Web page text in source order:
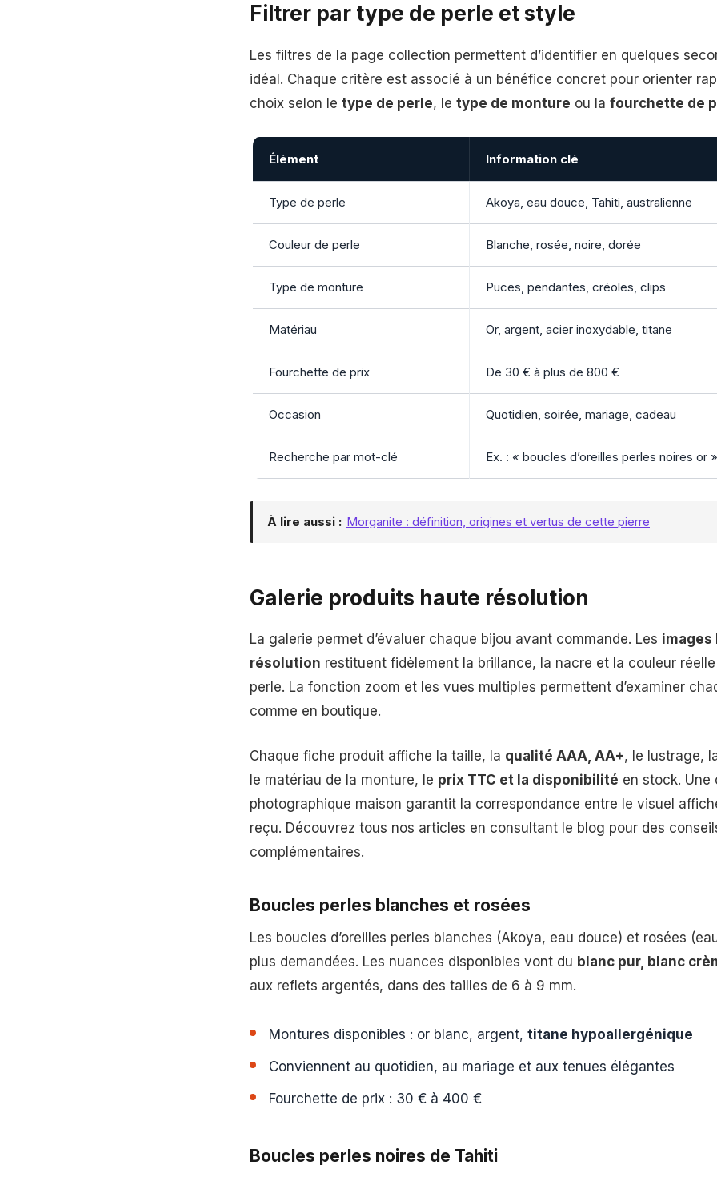
Filtrer par type de perle et style
Les filtres de la page collection permettent d’identifier en quelques
idéal. Chaque critère est associé à un bénéfice concret pour orienter
choix selon le type de perle, le type de monture ou la fourchette de
Élément Information clé
Type de perle Akoya, eau douce, Tahiti, australienne
Couleur de perle Blanche, rosée, noire, dorée
Type de monture Puces, pendantes, créoles, clips
Matériau Or, argent, acier inoxydable, titane
Fourchette de prix De 30 € à plus de 800 €
Occasion Quotidien, soirée, mariage, cadeau
Recherche par mot-clé Ex. : « boucles d’oreilles perles noires or »
À lire aussi : Morganite : définition, origines et vertus de cette pierre
Galerie produits haute résolution
La galerie permet d’évaluer chaque bijou avant commande. Les images
résolution restituent fidèlement la brillance, la nacre et la couleur
perle. La fonction zoom et les vues multiples permettent d’examiner
comme en boutique.
Chaque fiche produit affiche la taille, la qualité AAA, AA+, le lustrage,
le matériau de la monture, le prix TTC et la disponibilité en stock. Une
photographique maison garantit la correspondance entre le visuel
reçu. Découvrez tous nos articles en consultant le blog pour des
complémentaires.
Boucles perles blanches et rosées
Les boucles d’oreilles perles blanches (Akoya, eau douce) et rosées
plus demandées. Les nuances disponibles vont du blanc pur, blanc
aux reflets argentés, dans des tailles de 6 à 9 mm.
Montures disponibles : or blanc, argent, titane hypoallergénique
Conviennent au quotidien, au mariage et aux tenues élégantes
Fourchette de prix : 30 € à 400 €
Boucles perles noires de Tahiti